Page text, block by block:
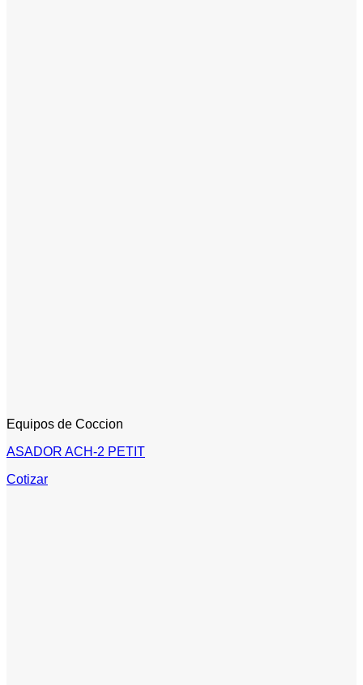
Equipos de Coccion
ASADOR ACH-2 PETIT
Cotizar